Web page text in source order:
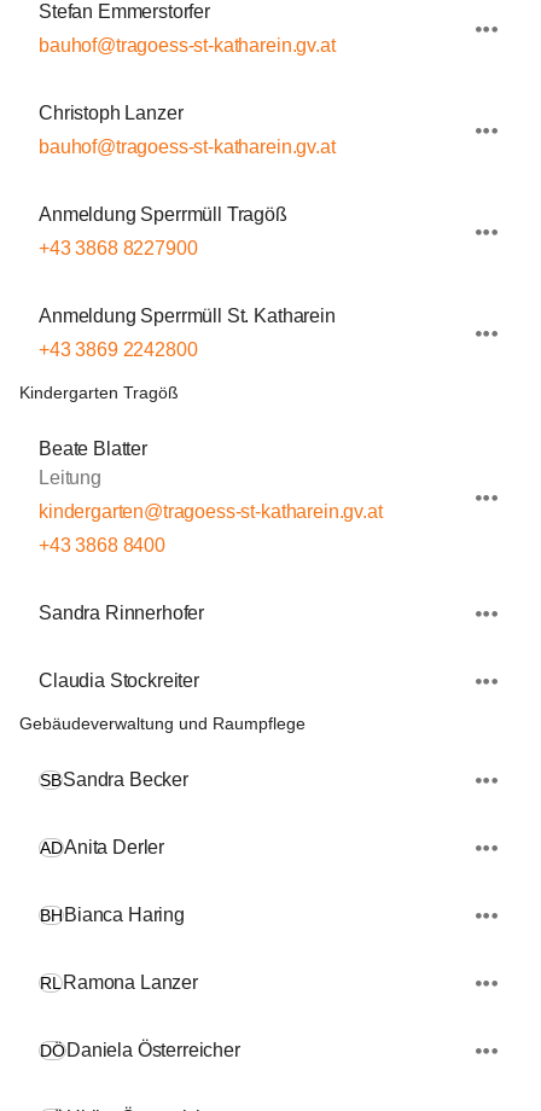
Stefan Emmerstorfer
bauhof@tragoess-st-katharein.gv.at
Christoph Lanzer
bauhof@tragoess-st-katharein.gv.at
Anmeldung Sperrmüll Tragöß
+43 3868 8227900
Anmeldung Sperrmüll St. Katharein
+43 3869 2242800
Kindergarten Tragöß
Beate Blatter
Leitung
kindergarten@tragoess-st-katharein.gv.at
+43 3868 8400
Sandra Rinnerhofer
Claudia Stockreiter
Gebäudeverwaltung und Raumpflege
SBSandra Becker
ADAnita Derler
BHBianca Haring
RLRamona Lanzer
DÖDaniela Österreicher